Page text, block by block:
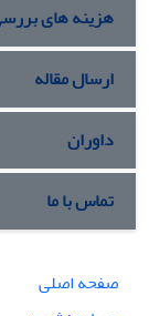
هزینه های
ارسال مقاله
داوران
تماس با ما
صفحه اصلی